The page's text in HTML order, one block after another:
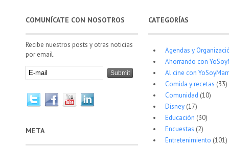
COMUNÍCATE CON NOSOTROS
Recibe nuestros posts y otras noticias
por email.
META
CATEGORÍAS
Agendas y
Ahorrando con
Al cine con
Comida y recetas (33)
Comunidad (10)
Disney(17)
Educación (30)
Encuestas (2)
Entretenimiento (101)